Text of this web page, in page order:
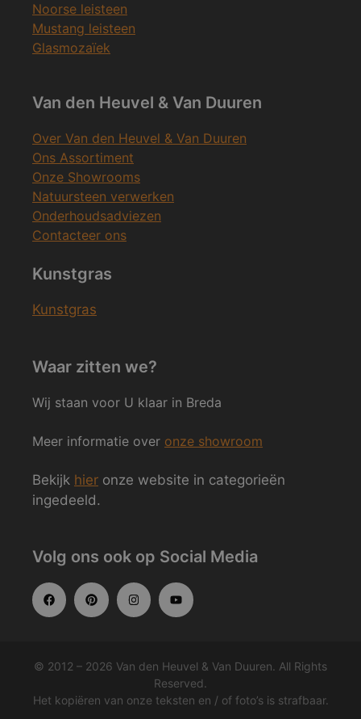
Noorse leisteen
Mustang leisteen
Glasmozaïek
Van den Heuvel & Van Duuren
Over Van den Heuvel & Van Duuren
Ons Assortiment
Onze Showrooms
Natuursteen verwerken
Onderhoudsadviezen
Contacteer ons
Kunstgras
Kunstgras
Waar zitten we?
Wij staan voor U klaar in Breda
Meer informatie over onze showroom
Bekijk hier onze website in categorieën
ingedeeld.
Volg ons ook op Social Media
© 2012 – 2026 Van den Heuvel & Van Duuren. All Rights
Reserved.
Het kopiëren van onze teksten en / of foto’s is strafbaar.